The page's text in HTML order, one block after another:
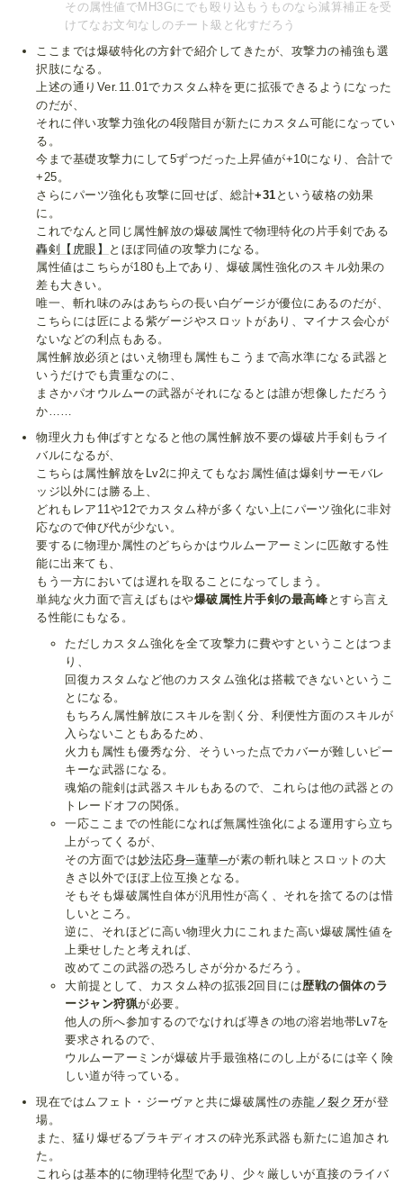
その属性値でMH3Gにでも殴り込もうものなら減算補正を受
けてなお文句なしのチート級と化すだろう
ここまでは爆破特化の方針で紹介してきたが、攻撃力の補強も選
択肢になる。
上述の通りVer.11.01でカスタム枠を更に拡張できるようになった
のだが、
それに伴い攻撃力強化の4段階目が新たにカスタム可能になってい
る。
今まで基礎攻撃力にして5ずつだった上昇値が+10になり、合計で
+25。
さらにパーツ強化も攻撃に回せば、総計+31 という破格の効果
に。
これでなんと同じ属性解放の爆破属性で物理特化の片手剣である
轟剣【虎眼】
とほぼ同値の攻撃力になる。
属性値はこちらが180も上であり、爆破属性強化のスキル効果の
差も大きい。
唯一、斬れ味のみはあちらの長い白ゲージが優位にあるのだが、
こちらには匠による紫ゲージやスロットがあり、マイナス会心が
ないなどの利点もある。
属性解放必須とはいえ物理も属性もこうまで高水準になる武器と
いうだけでも貴重なのに、
まさかパオウルムーの武器がそれになるとは誰が想像しただろう
か……
物理火力も伸ばすとなると他の属性解放不要の爆破片手剣もライ
バルになるが、
こちらは属性解放をLv2に抑えてもなお属性値は爆剣サーモバレ
ッジ以外には勝る上、
どれもレア11や12でカスタム枠が多くない上にパーツ強化に非対
応なので伸び代が少ない。
要するに物理か属性のどちらかはウルムーアーミンに匹敵する性
能に出来ても、
もう一方においては遅れを取ることになってしまう。
単純な火力面で言えばもはや爆破属性片手剣の最高峰 とすら言え
る性能にもなる。
ただしカスタム強化を全て攻撃力に費やすということはつま
り、
回復カスタムなど他のカスタム強化は搭載できないというこ
とになる。
もちろん属性解放にスキルを割く分、利便性方面のスキルが
入らないこともあるため、
火力も属性も優秀な分、そういった点でカバーが難しいピー
キーな武器になる。
魂焔の龍剣は武器スキルもあるので、これらは他の武器との
トレードオフの関係。
一応ここまでの性能になれば無属性強化による運用すら立ち
上がってくるが、
その方面では妙法応身─蓮華─が素の斬れ味とスロットの大
きさ以外でほぼ上位互換となる。
そもそも爆破属性自体が汎用性が高く、それを捨てるのは惜
しいところ。
逆に、それほどに高い物理火力にこれまた高い爆破属性値を
上乗せしたと考えれば、
改めてこの武器の恐ろしさが分かるだろう。
大前提として、カスタム枠の拡張2回目には歴戦の個体のラ
ージャン狩猟が必要。
他人の所へ参加するのでなければ導きの地の溶岩地帯Lv7を
要求されるので、
ウルムーアーミンが爆破片手最強格にのし上がるには辛く険
しい道が待っている。
現在ではムフェト・ジーヴァと共に爆破属性の赤龍ノ裂ク牙が登
場。
また、猛り爆ぜるブラキディオスの砕光系武器も新たに追加され
た。
これらは基本的に物理特化型であり、少々厳しいが直接のライバ